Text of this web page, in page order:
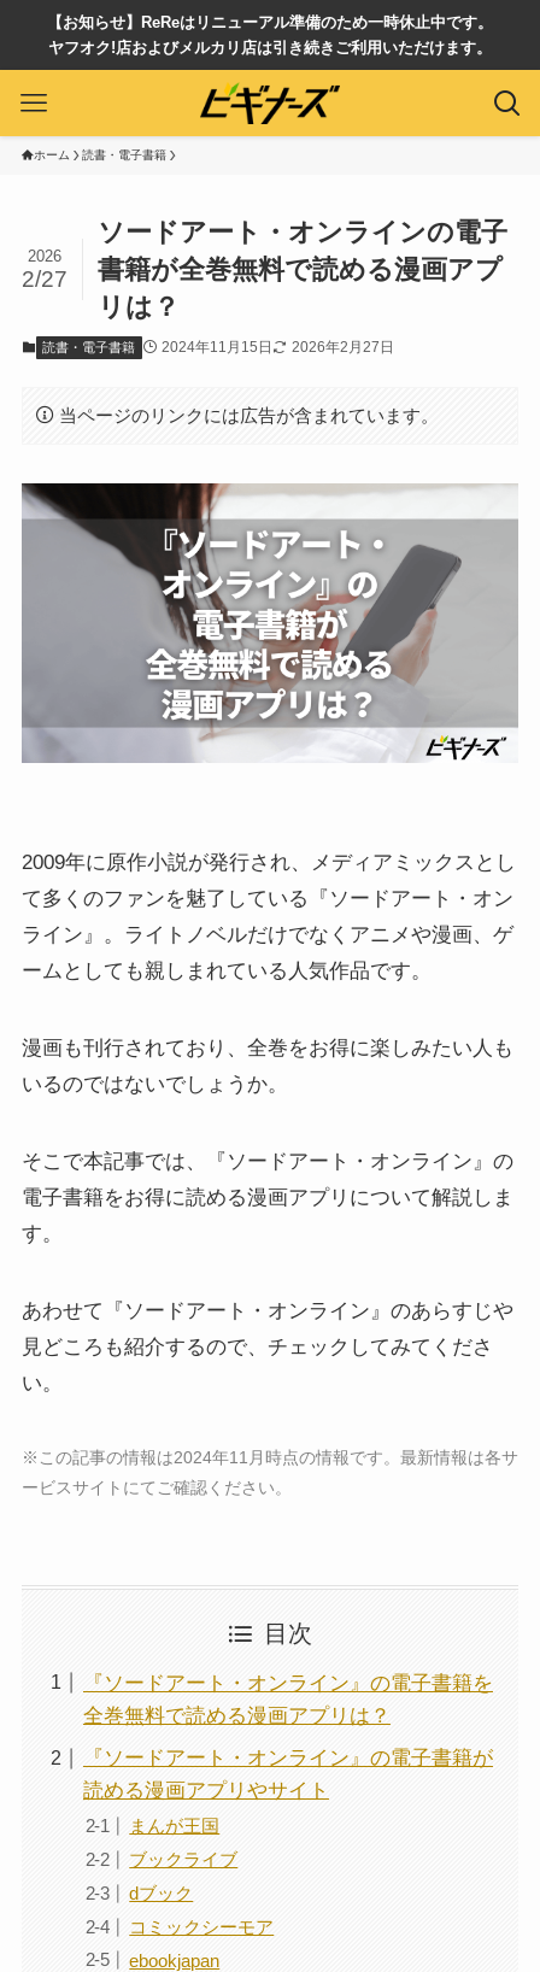
【お知らせ】ReReはリニューアル準備のため一時休止中です。
ヤフオク!店およびメルカリ店は引き続きご利用いただけます。
ホーム 読書・電子書籍
ソードアート・オンラインの電子
書籍が全巻無料で読める漫画アプ
リは？
2026
2/27
読書・電子書籍 2024年11月15日 2026年2月27日
当ページのリンクには広告が含まれています。
2009年に原作小説が発行され、メディアミックスとし
て多くのファンを魅了している『ソードアート・オン
ライン』。ライトノベルだけでなくアニメや漫画、ゲ
ームとしても親しまれている人気作品です。
漫画も刊行されており、全巻をお得に楽しみたい人も
いるのではないでしょうか。
そこで本記事では、『ソードアート・オンライン』の
電子書籍をお得に読める漫画アプリについて解説しま
す。
あわせて『ソードアート・オンライン』のあらすじや
見どころも紹介するので、チェックしてみてくださ
い。
※この記事の情報は2024年11月時点の情報です。最新情報は各サ
ービスサイトにてご確認ください。
目次
『ソードアート・オンライン』の電子書籍を
全巻無料で読める漫画アプリは？
『ソードアート・オンライン』の電子書籍が
読める漫画アプリやサイト
まんが王国
ブックライブ
dブック
コミックシーモア
ebookjapan